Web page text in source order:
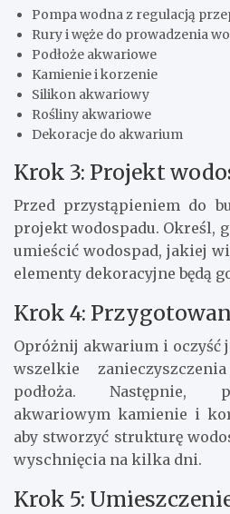
Pompa wodna z regulacją
Rury i węże do prowadzenia
Podłoże akwariowe
Kamienie i korzenie
Silikon akwariowy
Rośliny akwariowe
Dekoracje do akwarium
Krok 3: Projekt
Przed przystąpieniem do
projekt wodospadu. Określ,
umieścić wodospad, jakiej
elementy dekoracyjne będą
Krok 4:
Opróżnij akwarium i oczyść
wszelkie
podłoża. Następnie,
akwariowym kamienie i
aby stworzyć strukturę
wyschnięcia na kilka dni.
Krok 5: